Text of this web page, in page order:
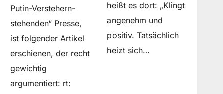
Putin-Verstehern-
stehenden“ Presse,
ist folgender Artikel
erschienen, der recht
gewichtig
argumentiert: rt:
heißt es dort: „Klingt
angenehm und
positiv. Tatsächlich
heizt sich…